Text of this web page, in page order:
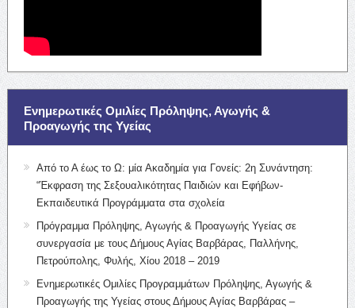
Ενημερωτικές Ομιλίες Πρόληψης, Αγωγής &
Προαγωγής της Υγείας
Από το Α έως το Ω: μία Ακαδημία για Γονείς: 2η Συνάντηση:
“Έκφραση της Σεξουαλικότητας Παιδιών και Εφήβων-
Εκπαιδευτικά Προγράμματα στα σχολεία
Πρόγραμμα Πρόληψης, Αγωγής & Προαγωγής Υγείας σε
συνεργασία με τους Δήμους Αγίας Βαρβάρας, Παλλήνης,
Πετρούπολης, Φυλής, Χίου 2018 – 2019
Ενημερωτικές Ομιλίες Προγραμμάτων Πρόληψης, Αγωγής &
Προαγωγής της Υγείας στους Δήμους Αγίας Βαρβάρας –